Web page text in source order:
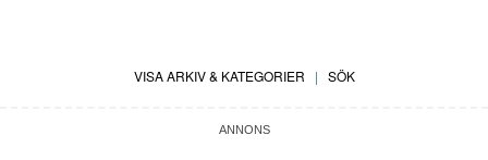
VISA ARKIV & KATEGORIER | SÖK